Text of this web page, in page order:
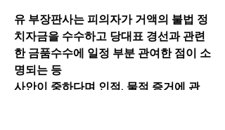
유 부장판사는 피의자가 거액의 불법 정
치자금을 수수하고 당대표 경선과 관련
한 금품수수에 일정 부분 관여한 점이 소
명되는 등
사안이 중하다며 인적, 물적 증거에 관